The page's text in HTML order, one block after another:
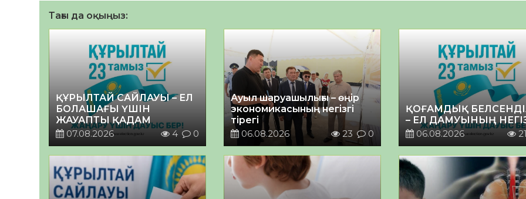
Тағы да оқыңыз:
ҚҰРЫЛТАЙ САЙЛАУЫ – ЕЛ
БОЛАШАҒЫ ҮШІН
ЖАУАПТЫ ҚАДАМ
07.08.2026
4 0
Ауыл шаруашылығы – өңір
экономикасының негізгі
тірегі
06.08.2026
23 0
ҚОҒАМДЫҚ
– ЕЛ ДАМУЫНЫҢ
06.08.2026
21